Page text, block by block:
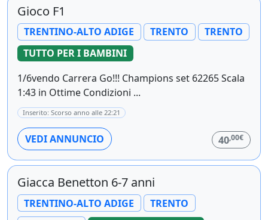
Gioco F1
TRENTINO-ALTO ADIGE TRENTO
TRENTO
TUTTO PER I BAMBINI
1/6vendo Carrera Go!!! Champions set 62265 Scala
1:43 in Ottime Condizioni ...
Inserito: Scorso anno alle 22:21
VEDI ANNUNCIO 40,00€
Giacca Benetton 6-7 anni
TRENTINO-ALTO ADIGE
TRENTO